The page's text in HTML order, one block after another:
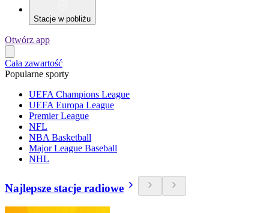
Stacje w pobliżu
Otwórz app
Cała zawartość
Popularne sporty
UEFA Champions League
UEFA Europa League
Premier League
NFL
NBA Basketball
Major League Baseball
NHL
Najlepsze stacje radiowe